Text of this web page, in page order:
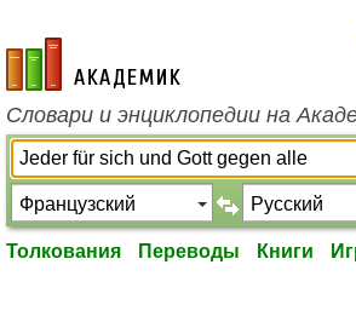
academic.ru
Словари и энциклопедии на
Толкования Переводы Книги